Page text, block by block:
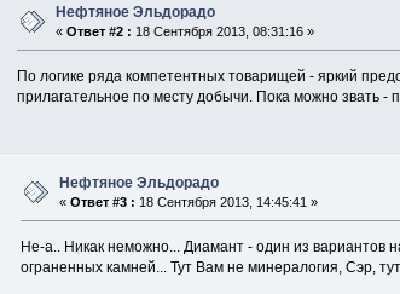
Нефтяное Эльдорадо
«Ответ #2 : 18 Сентября 2013, 08:31:16 »
По логике ряда компетентных товарищей - яркий
прилагательное по месту добычи. Пока можно звать -
Нефтяное Эльдорадо
«Ответ #3 : 18 Сентября 2013, 14:45:41 »
Не-а.. Никак неможно... Диамант - один из вариантов
ограненных камней... Тут Вам не минералогия, Сэр,